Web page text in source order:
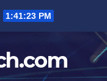
1:41:24 PM